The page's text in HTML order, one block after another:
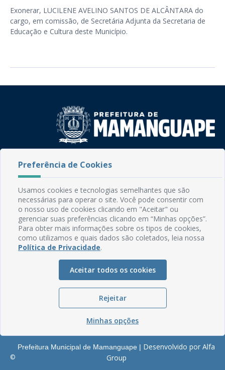
Exonerar, LUCILENE AVELINO SANTOS DE ALCÂNTARA do
cargo, em comissão, de Secretária Adjunta da Secretaria de
Educação e Cultura deste Município.
CEP: 58.280-000 - Mamanguape/PB
Email: comunicacao@mamanguape.pb.gov.br
Expediente: Segunda à Sexta, das 08h às 13h
Mapa do Site
Perguntas frequentes
Glossário
Serviços Internos
©
Prefeitura Municipal de Mamanguape | Desenvolvido por Alfa
Group
Preferência de Cookies
Usamos cookies e tecnologias semelhantes que são
necessárias para operar o site. Você pode consentir com
o nosso uso de cookies clicando em "Aceitar" ou
gerenciar suas preferências clicando em “Minhas opções”.
Para obter mais informações sobre os tipos de cookies,
como utilizamos e quais dados são coletados, leia nossa
Política de Privacidade.
Aceitar todos os cookies
Rejeitar
Minhas opções